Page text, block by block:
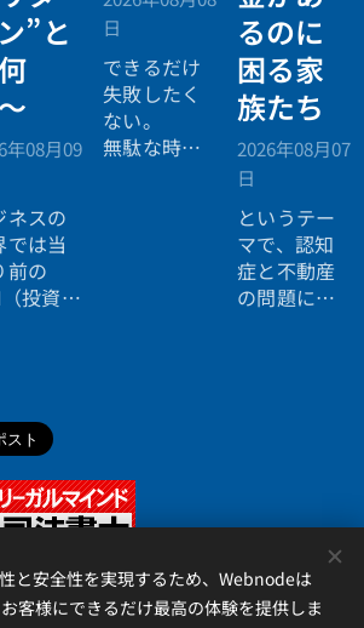
”と
年08月09
ネスの
では当
前の
投資対
てい
。
日
できるだけ
失敗したく
ない。
無駄な時間
るのに
困る家
族たち
2026年08月07
日
というテー
マで、認知
症と不動産
の問題につ
と安全性を実現するため、Webnodeは
客様にできるだけ最高の体験を提供しま